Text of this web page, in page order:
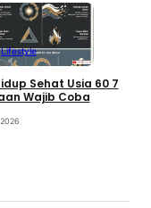
Lifestyle
Sehat Usia 60 7
Wajib Coba